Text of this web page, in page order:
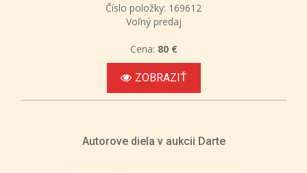
Číslo položky: 169612
Voľný predaj
Cena: 80 €
ZOBRAZIŤ
Autorove diela v aukcii Darte